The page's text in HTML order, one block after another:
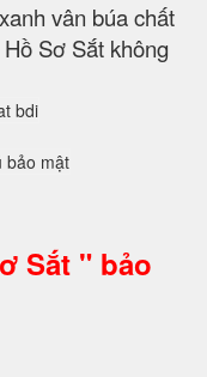
vân búa chất
Sơ Sắt không
Sắt " bảo